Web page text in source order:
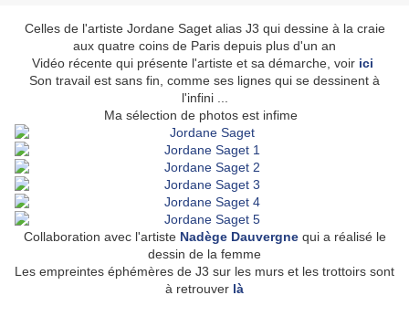
Celles de l'artiste Jordane Saget alias J3 qui dessine à la craie
aux quatre coins de Paris depuis plus d'un an
Vidéo récente qui présente l'artiste et sa démarche, voir ici
Son travail est sans fin, comme ses lignes qui se dessinent à
l'infini ...
Ma sélection de photos est infime
Collaboration avec l'artiste Nadège Dauvergnequi a réalisé le
dessin de la femme
Les empreintes éphémères de J3 sur les murs et les trottoirs sont
à retrouver là